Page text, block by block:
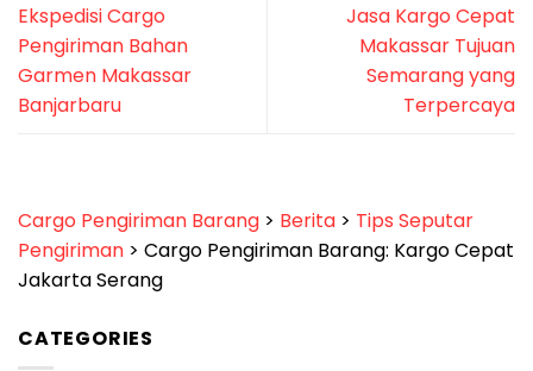
Ekspedisi Cargo
Pengiriman Bahan
Garmen Makassar
Banjarbaru
Jasa Kargo Cepat
Makassar Tujuan
Semarang yang
Terpercaya
Cargo Pengiriman Barang > Berita > Tips Seputar
Pengiriman > Cargo Pengiriman Barang: Kargo Cepat
Jakarta Serang
CATEGORIES